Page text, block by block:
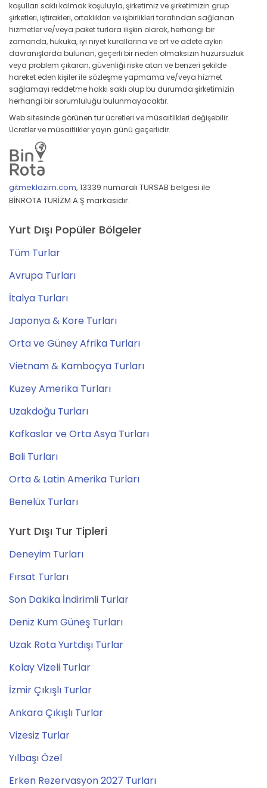
koşulları saklı kalmak koşuluyla, şirketimiz ve şirketimizin grup
şirketleri, iştirakleri, ortaklıkları ve işbirlikleri tarafından sağlanan
hizmetler ve/veya paket turlara ilişkin olarak, herhangi bir
zamanda, hukuka, iyi niyet kurallarına ve örf ve adete aykırı
davranışlarda bulunan, geçerli bir neden olmaksızın huzursuzluk
veya problem çıkaran, güvenliği riske atan ve benzeri şekilde
hareket eden kişiler ile sözleşme yapmama ve/veya hizmet
sağlamayı reddetme hakkı saklı olup bu durumda şirketimizin
herhangi bir sorumluluğu bulunmayacaktır.
Web sitesinde görünen tur ücretleri ve müsaitlikleri değişebilir.
Ücretler ve müsaitlikler yayın günü geçerlidir.
gitmeklazim.com, 13339 numaralı TURSAB belgesi ile
BİNROTA TURİZM A.Ş markasıdır.
Yurt Dışı Popüler Bölgeler
Tüm Turlar
Avrupa Turları
İtalya Turları
Japonya & Kore Turları
Orta ve Güney Afrika Turları
Vietnam & Kamboçya Turları
Kuzey Amerika Turları
Uzakdoğu Turları
Kafkaslar ve Orta Asya Turları
Bali Turları
Orta & Latin Amerika Turları
Benelüx Turları
Yurt Dışı Tur Tipleri
Deneyim Turları
Fırsat Turları
Son Dakika İndirimli Turlar
Deniz Kum Güneş Turları
Uzak Rota Yurtdışı Turlar
Kolay Vizeli Turlar
İzmir Çıkışlı Turlar
Ankara Çıkışlı Turlar
Vizesiz Turlar
Yılbaşı Özel
Erken Rezervasyon 2027 Turları